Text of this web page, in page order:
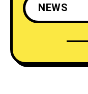
NEWS